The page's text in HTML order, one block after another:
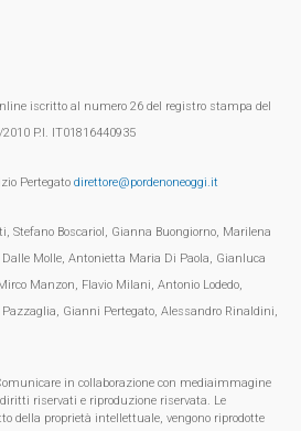
iscritto al numero 26 del registro stampa del
P.I. IT01816440935
Pertegato direttore@pordenoneoggi.it
Stefano Boscariol, Gianna Buongiorno, Marilena
Molle, Antonietta Maria Di Paola, Gianluca
Manzon, Flavio Milani, Antonio Lodedo,
Gianni Pertegato, Alessandro Rinaldini,
in collaborazione con mediaimmagine
riservati e riproduzione riservata. Le
della proprietà intellettuale, vengono riprodotte